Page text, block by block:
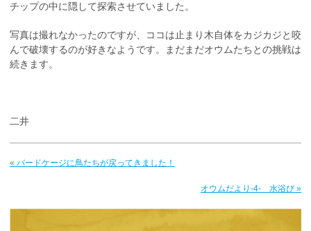
チップの中に隠して探索させていました。
写真は撮れなかったのですが、ココは止まり木自体をカジカジと咬
んで破壊するのが好きなようです。まだまだオウムたちとの挑戦は
続きます。
二井
« バードケージに鳥たちが戻ってきました！
オウムだより-4- 水浴び »